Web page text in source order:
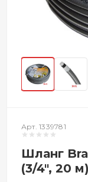
Арт. 1339781
Шланг
(3/4", 20